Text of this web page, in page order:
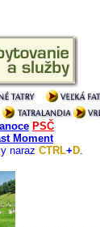
PSČ
Moment
naraz CTRL+ D.